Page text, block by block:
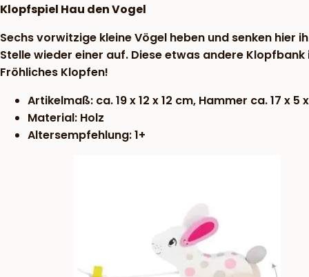
Klopfspiel Hau den Vogel
Sechs vorwitzige kleine Vögel heben und senken hier
Stelle wieder einer auf. Diese etwas andere
Fröhliches Klopfen!
Artikelmaß: ca. 19 x 12 x 12 cm, Hammer ca. 17 x 5
Material: Holz
Altersempfehlung: 1+